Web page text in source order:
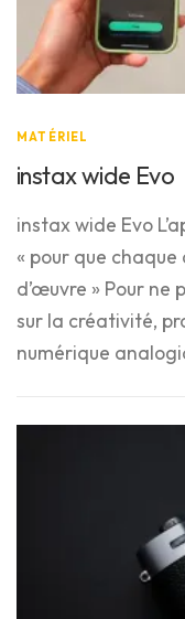
*LISTE DES
MATÉRIEL
instax wide Evo
instax wide Evo
« pour que
d’œuvre » Pour ne
sur la créativité,
numérique